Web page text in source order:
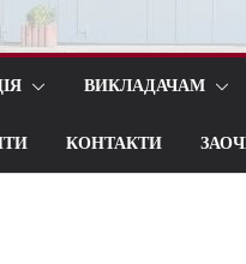
ВИКЛАДАЧАМ
КОНТАКТИ